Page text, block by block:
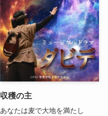
収穫の主
あなたは麦で大地を満たし